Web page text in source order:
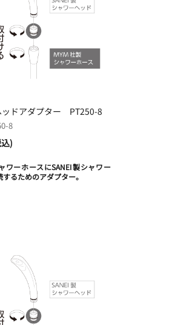
ッドアダプター PT250-8
8
)
ワーホースにSANEI製シャワー
るためのアダプター。